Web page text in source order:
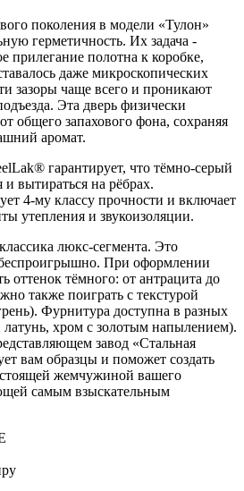
поколения в модели «Тулон»
герметичность. Их задача -
прилегание полотна к коробке,
даже микроскопических
зазоры чаще всего и проникают
Эта дверь физически
общего запахового фона, сохраняя
аромат.
гарантирует, что тёмно-серый
и вытираться на рёбрах.
4-му классу прочности и включает
утепления и звукоизоляции.
люкс-сегмента. Это
При оформлении
оттенок тёмного: от антрацита до
также поиграть с текстурой
Фурнитура доступна в разных
латунь, хром с золотым напылением).
завод «Стальная
вам образцы и поможет создать
жемчужиной вашего
самым взыскательным